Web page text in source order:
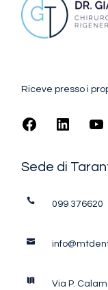
Riceve presso i
Sede di
099 376620
Via P.